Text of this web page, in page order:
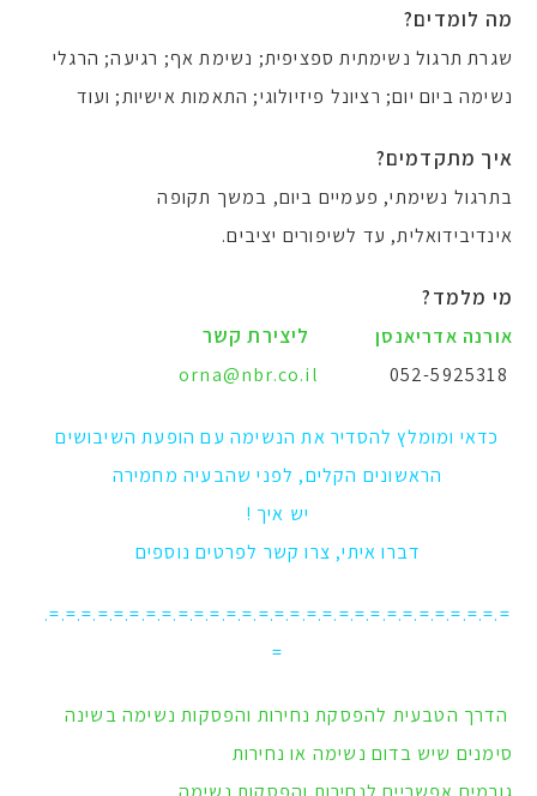
מה לומדים?
שגרת תרגול נשימתית ספציפית; נשימת אף; רגיעה; הרגלי
נשימה ביום יום; רציונל פיזיולוגי; התאמות אישיות; ועוד
איך מתקדמים?
בתרגול נשימתי, פעמיים ביום, במשך תקופה
אינדיבידואלית, עד לשיפורים יציבים.
מי מלמד?
אורנה אדריאנסן ליצירת קשר
orna@nbr.co.il 052-5925318
כדאי ומומלץ להסדיר את הנשימה עם הופעת השיבושים
הראשונים הקלים, לפני שהבעיה מחמירה
יש איך !
דברו איתי, צרו קשר לפרטים נוספים
=.=.=.=.=.=.=.=.=.=.=.=.=.=.=.=.=.=.=.=.=.=.=.=.=.=.=.=.=.
=
הדרך הטבעית להפסקת נחירות והפסקות נשימה בשינה
סימנים שיש בדום נשימה או נחירות